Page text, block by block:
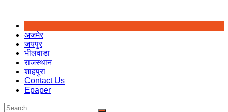
अजमेर
जयपुर
भीलवाडा
राजस्थान
शाहपुरा
Contact Us
Epaper